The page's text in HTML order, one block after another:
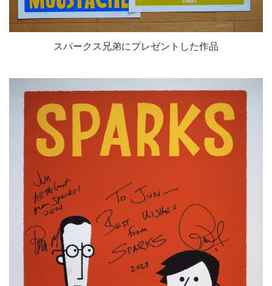
スパークス兄弟にプレゼントした作品